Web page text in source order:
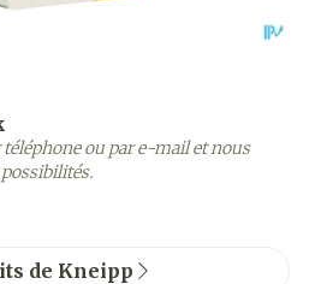
ou par e-mail et nous
de Kneipp